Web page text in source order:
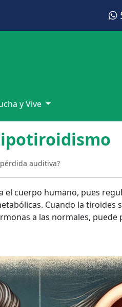
y Vive
auditiva?
cuerpo humano, pues
Cuando la tiroides
a las normales, puede